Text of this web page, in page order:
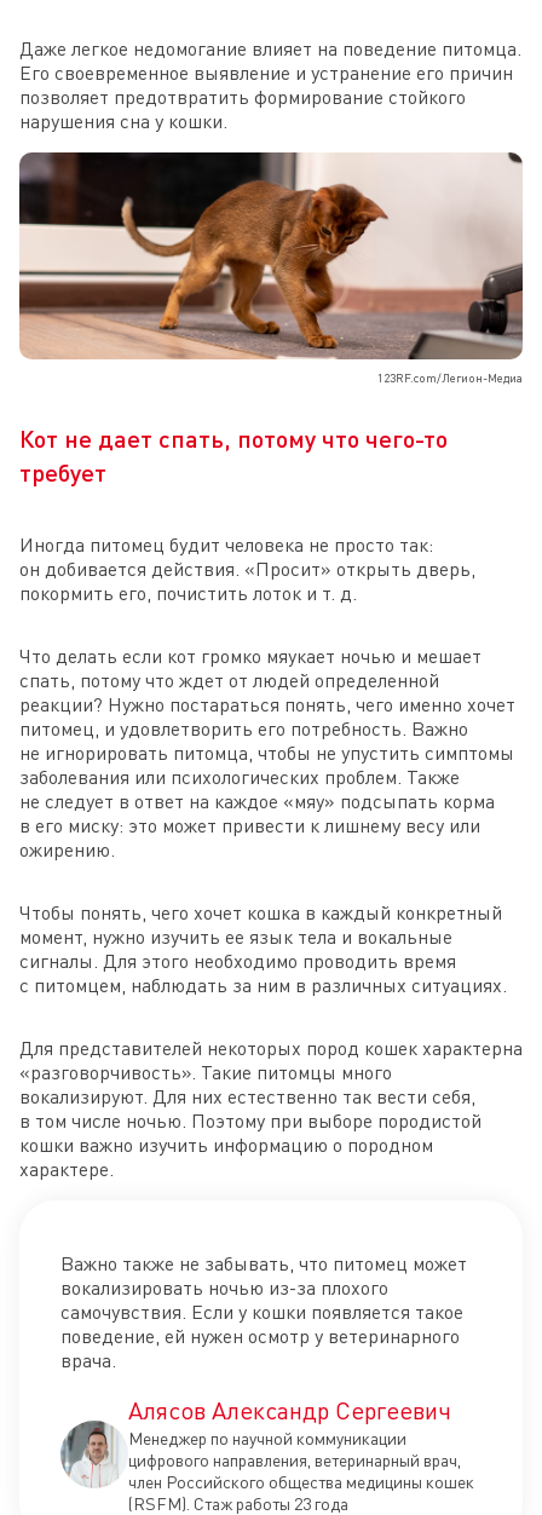
Даже легкое недомогание влияет на поведение питомца.
Его своевременное выявление и устранение его причин
позволяет предотвратить формирование стойкого
нарушения сна у кошки.
123RF.com/Легион-Медиа
Кот не дает спать, потому что чего-то
требует
Иногда питомец будит человека не просто так:
он добивается действия. «Просит» открыть дверь,
покормить его, почистить лоток и т. д.
Что делать если кот громко мяукает ночью и мешает
спать, потому что ждет от людей определенной
реакции? Нужно постараться понять, чего именно хочет
питомец, и удовлетворить его потребность. Важно
не игнорировать питомца, чтобы не упустить симптомы
заболевания или психологических проблем. Также
не следует в ответ на каждое «мяу» подсыпать корма
в его миску: это может привести к лишнему весу или
ожирению.
Чтобы понять, чего хочет кошка в каждый конкретный
момент, нужно изучить ее язык тела и вокальные
сигналы. Для этого необходимо проводить время
с питомцем, наблюдать за ним в различных ситуациях.
Для представителей некоторых пород кошек характерна
«разговорчивость». Такие питомцы много
вокализируют. Для них естественно так вести себя,
в том числе ночью. Поэтому при выборе породистой
кошки важно изучить информацию о породном
характере.
Важно также не забывать, что питомец может
вокализировать ночью из-за плохого
самочувствия. Если у кошки появляется такое
поведение, ей нужен осмотр у ветеринарного
врача.
Алясов Александр Сергеевич
Менеджер по научной коммуникации
цифрового направления, ветеринарный врач,
член Российского общества медицины кошек
(RSFM). Стаж работы 23 года